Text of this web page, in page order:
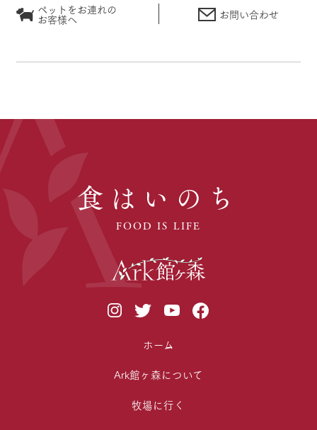
ペットをお連れの
お客様へ お問い合わせ
食はいのち
FOOD IS LIFE
ホーム
Ark館ヶ森について
牧場に行く